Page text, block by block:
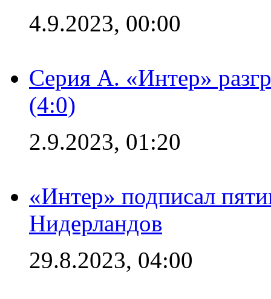
4.9.2023, 00:00
Серия А. «Интер»
(4:0)
2.9.2023, 01:20
«Интер» подписал
Нидерландов
29.8.2023, 04:00